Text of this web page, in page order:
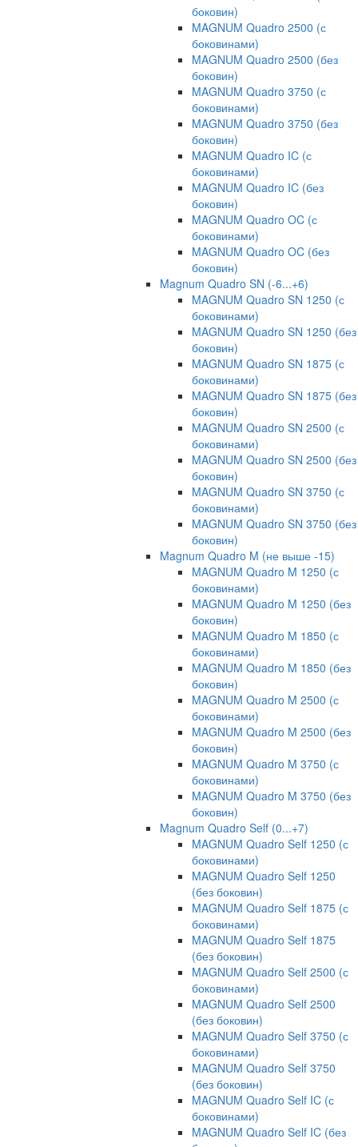
боковин)
MAGNUM Quadro 2500 (с
боковинами)
MAGNUM Quadro 2500 (без
боковин)
MAGNUM Quadro 3750 (с
боковинами)
MAGNUM Quadro 3750 (без
боковин)
MAGNUM Quadro IC (с
боковинами)
MAGNUM Quadro IC (без
боковин)
MAGNUM Quadro OC (с
боковинами)
MAGNUM Quadro OC (без
боковин)
Magnum Quadro SN (-6...+6)
MAGNUM Quadro SN 1250 (с
боковинами)
MAGNUM Quadro SN 1250 (без
боковин)
MAGNUM Quadro SN 1875 (с
боковинами)
MAGNUM Quadro SN 1875 (без
боковин)
MAGNUM Quadro SN 2500 (с
боковинами)
MAGNUM Quadro SN 2500 (без
боковин)
MAGNUM Quadro SN 3750 (с
боковинами)
MAGNUM Quadro SN 3750 (без
боковин)
Magnum Quadro M (не выше -15)
MAGNUM Quadro M 1250 (с
боковинами)
MAGNUM Quadro M 1250 (без
боковин)
MAGNUM Quadro M 1850 (с
боковинами)
MAGNUM Quadro M 1850 (без
боковин)
MAGNUM Quadro M 2500 (с
боковинами)
MAGNUM Quadro M 2500 (без
боковин)
MAGNUM Quadro M 3750 (с
боковинами)
MAGNUM Quadro M 3750 (без
боковин)
Magnum Quadro Self (0...+7)
MAGNUM Quadro Self 1250 (с
боковинами)
MAGNUM Quadro Self 1250
(без боковин)
MAGNUM Quadro Self 1875 (с
боковинами)
MAGNUM Quadro Self 1875
(без боковин)
MAGNUM Quadro Self 2500 (с
боковинами)
MAGNUM Quadro Self 2500
(без боковин)
MAGNUM Quadro Self 3750 (с
боковинами)
MAGNUM Quadro Self 3750
(без боковин)
MAGNUM Quadro Self IC (с
боковинами)
MAGNUM Quadro Self IC (без